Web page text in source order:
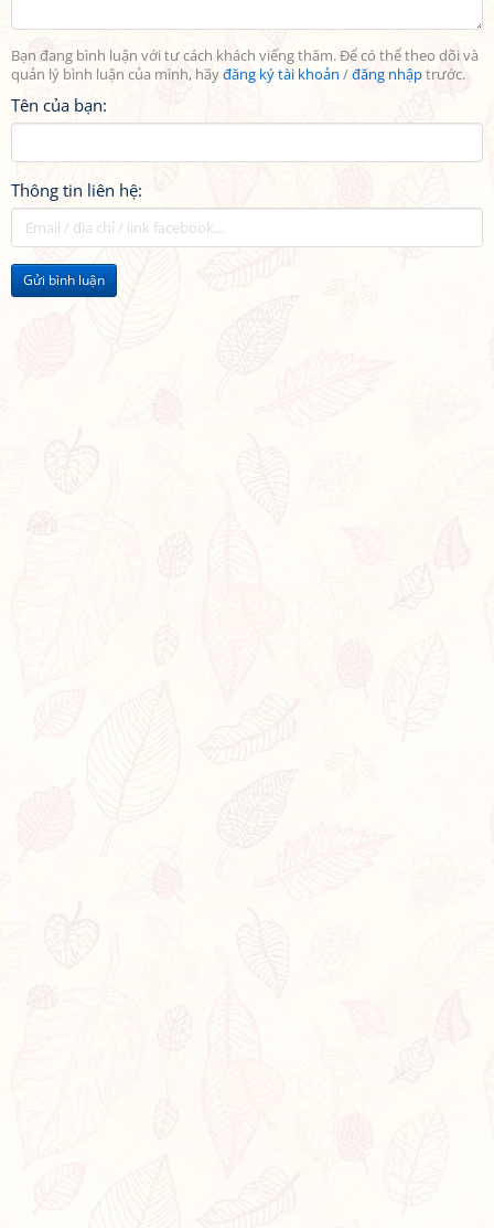
Bạn đang bình luận với tư cách khách viếng thăm. Để có thể theo dõi và
quản lý bình luận của mình, hãyđăng ký tài khoản /đăng nhậptrước.
Tên của bạn:
Thông tin liên hệ:
Gửi bình luận